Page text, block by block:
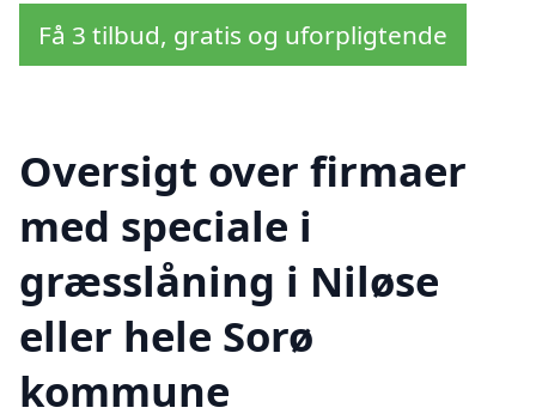
Få 3 tilbud, gratis og uforpligtende
Oversigt over firmaer
med speciale i
græsslåning i Niløse
eller hele Sorø
kommune